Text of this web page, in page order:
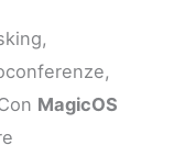
MagicOS